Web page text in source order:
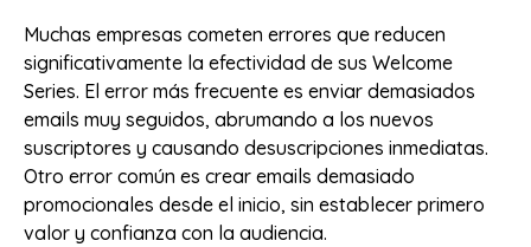
Muchas empresas cometen errores que reducen
significativamente la efectividad de sus Welcome
Series. El error más frecuente es enviar demasiados
emails muy seguidos, abrumando a los nuevos
suscriptores y causando desuscripciones inmediatas.
Otro error común es crear emails demasiado
promocionales desde el inicio, sin establecer primero
valor y confianza con la audiencia.